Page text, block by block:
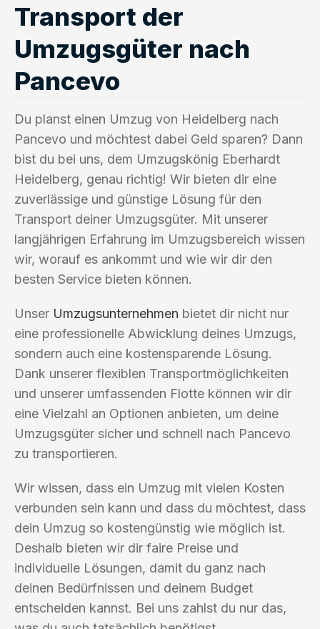
Transport der
Umzugsgüter nach
Pancevo
Du planst einen Umzug von Heidelberg nach
Pancevo und möchtest dabei Geld sparen? Dann
bist du bei uns, dem Umzugskönig Eberhardt
Heidelberg, genau richtig! Wir bieten dir eine
zuverlässige und günstige Lösung für den
Transport deiner Umzugsgüter. Mit unserer
langjährigen Erfahrung im Umzugsbereich wissen
wir, worauf es ankommt und wie wir dir den
besten Service bieten können.
Unser Umzugsunternehmen bietet dir nicht nur
eine professionelle Abwicklung deines Umzugs,
sondern auch eine kostensparende Lösung.
Dank unserer flexiblen Transportmöglichkeiten
und unserer umfassenden Flotte können wir dir
eine Vielzahl an Optionen anbieten, um deine
Umzugsgüter sicher und schnell nach Pancevo
zu transportieren.
Wir wissen, dass ein Umzug mit vielen Kosten
verbunden sein kann und dass du möchtest, dass
dein Umzug so kostengünstig wie möglich ist.
Deshalb bieten wir dir faire Preise und
individuelle Lösungen, damit du ganz nach
deinen Bedürfnissen und deinem Budget
entscheiden kannst. Bei uns zahlst du nur das,